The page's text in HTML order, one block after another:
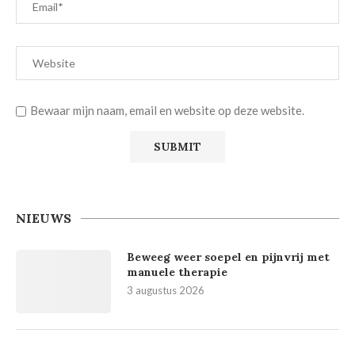
Bewaar mijn naam, email en website op deze website.
NIEUWS
Beweeg weer soepel en pijnvrij met
manuele therapie
3 augustus 2026